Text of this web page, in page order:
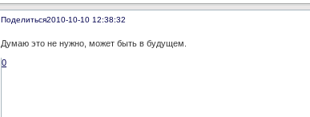
Поделиться2010-10-10 12:38:32
Думаю это не нужно, может быть в будущем.
0